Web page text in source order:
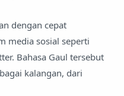
dengan cepat
media sosial seperti
Bahasa Gaul tersebut
kalangan, dari